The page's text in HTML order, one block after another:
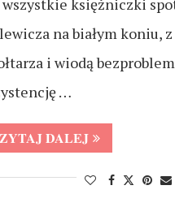
na białym koniu,
i wiodą
…
DALEJ